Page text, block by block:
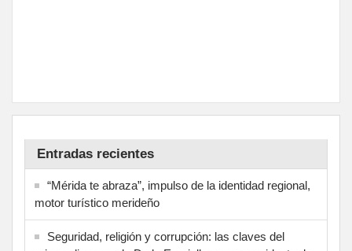
Entradas recientes
“Mérida te abraza”, impulso de la identidad regional,
motor turístico merideño
Seguridad, religión y corrupción: las claves del